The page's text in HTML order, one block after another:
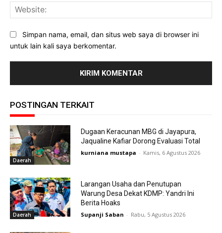
Simpan nama, email, dan situs web saya di browser ini
untuk lain kali saya berkomentar.
POSTINGAN TERKAIT
Daerah
Dugaan Keracunan MBG di Jayapura,
Jaqualine Kafiar Dorong Evaluasi Total
kurniana mustapa - Kamis, 6 Agustus 2026
Daerah
Larangan Usaha dan Penutupan
Warung Desa Dekat KDMP: Yandri Ini
Berita Hoaks
Supanji Saban - Rabu, 5 Agustus 2026